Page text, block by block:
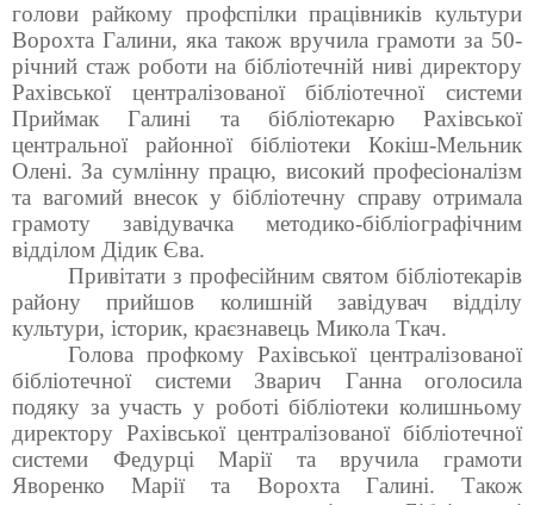
голови райкому профспілки працівників культури
Ворохта Галини, яка також вручила грамоти за 50-
річний стаж роботи на бібліотечній ниві директору
Рахівської централізованої бібліотечної системи
Приймак Галині та бібліотекарю Рахівської
центральної районної бібліотеки Кокіш-Мельник
Олені. За сумлінну працю, високий професіоналізм
та вагомий внесок у бібліотечну справу отримала
грамоту завідувачка методико-бібліографічним
відділом Дідик Єва.
Привітати з професійним святом бібліотекарів
району прийшов колишній завідувач відділу
культури, історик, краєзнавець Микола Ткач.
Голова профкому Рахівської централізованої
бібліотечної системи Зварич Ганна оголосила
подяку за участь у роботі бібліотеки колишньому
директору Рахівської централізованої бібліотечної
системи Федурці Марії та вручила грамоти
Яворенко Марії та Ворохта Галині. Також